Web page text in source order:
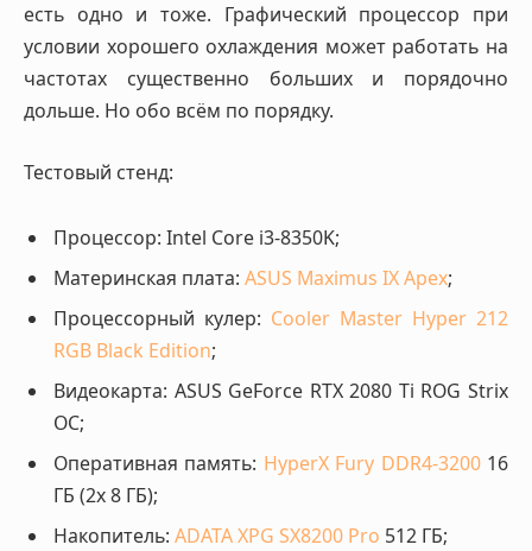
есть одно и тоже. Графический процессор при
условии хорошего охлаждения может работать на
частотах существенно больших и порядочно
дольше. Но обо всём по порядку.
Тестовый стенд:
Процессор: Intel Core i3-8350K;
Материнская плата: ASUS Maximus IX Apex;
Процессорный кулер: Cooler Master Hyper 212
RGB Black Edition;
Видеокарта: ASUS GeForce RTX 2080 Ti ROG Strix
OC;
Оперативная память: HyperX Fury DDR4-320016
ГБ (2х 8 ГБ);
Накопитель: ADATA XPG SX8200 Pro 512 ГБ;